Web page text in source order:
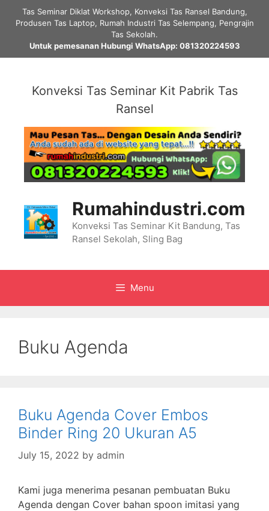
Tas Seminar Diklat Workshop, Konveksi Tas Ransel Bandung,
Produsen Tas Laptop, Rumah Industri Tas Selempang, Pengrajin
Tas Sekolah.
Untuk pemesanan Hubungi WhatsApp: 081320224593
Konveksi Tas Seminar Kit Pabrik Tas
Ransel
Rumahindustri.com
Konveksi Tas Seminar Kit Bandung, Tas
Ransel Sekolah, Sling Bag
Menu
Buku Agenda
Buku Agenda Cover Embos
Binder Ring 20 Ukuran A5
July 15, 2022 by admin
Kami juga menerima pesanan pembuatan Buku
Agenda dengan Cover bahan spoon imitasi yang